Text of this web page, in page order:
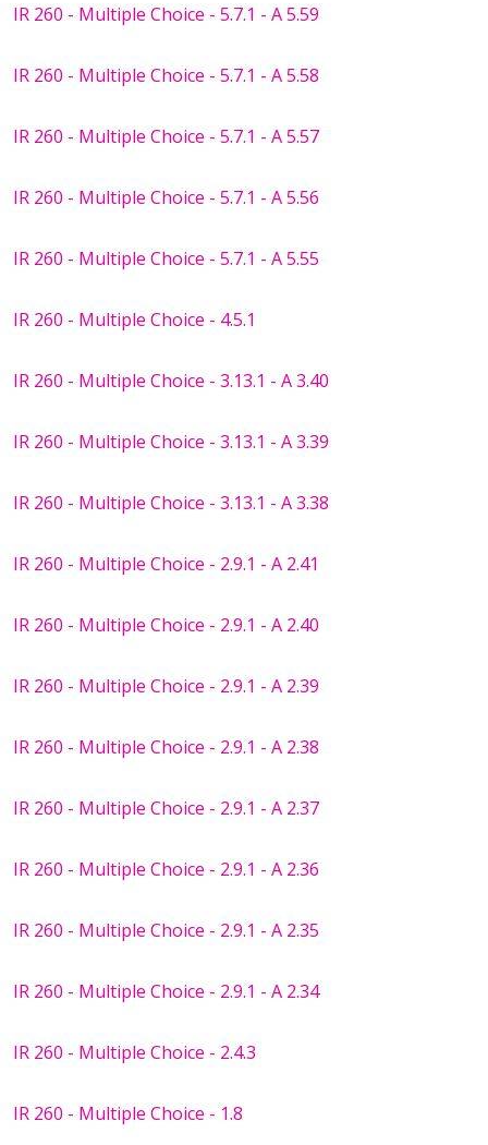
IR 260 - Multiple Choice - 5.7.1 - A 5.59
IR 260 - Multiple Choice - 5.7.1 - A 5.58
IR 260 - Multiple Choice - 5.7.1 - A 5.57
IR 260 - Multiple Choice - 5.7.1 - A 5.56
IR 260 - Multiple Choice - 5.7.1 - A 5.55
IR 260 - Multiple Choice - 4.5.1
IR 260 - Multiple Choice - 3.13.1 - A 3.40
IR 260 - Multiple Choice - 3.13.1 - A 3.39
IR 260 - Multiple Choice - 3.13.1 - A 3.38
IR 260 - Multiple Choice - 2.9.1 - A 2.41
IR 260 - Multiple Choice - 2.9.1 - A 2.40
IR 260 - Multiple Choice - 2.9.1 - A 2.39
IR 260 - Multiple Choice - 2.9.1 - A 2.38
IR 260 - Multiple Choice - 2.9.1 - A 2.37
IR 260 - Multiple Choice - 2.9.1 - A 2.36
IR 260 - Multiple Choice - 2.9.1 - A 2.35
IR 260 - Multiple Choice - 2.9.1 - A 2.34
IR 260 - Multiple Choice - 2.4.3
IR 260 - Multiple Choice - 1.8